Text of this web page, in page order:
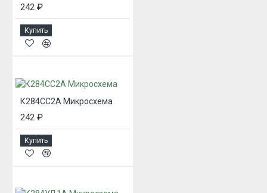
242 ₽
Купить
К284СС2А Микросхема
242 ₽
Купить